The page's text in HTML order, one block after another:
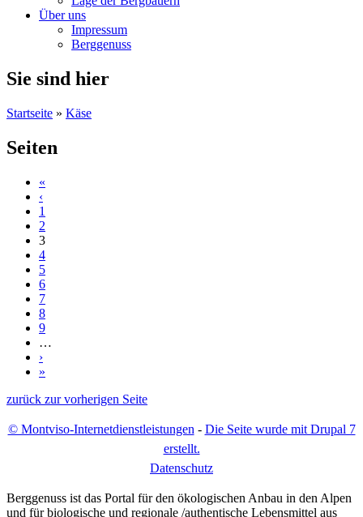
Über uns
Impressum
Berggenuss
Sie sind hier
Startseite » Käse
Seiten
«
‹
1
2
3
4
5
6
7
8
9
…
›
»
zurück zur vorherigen Seite
© Montviso-Internetdienstleistungen - Die Seite wurde mit Drupal 7
erstellt.
Datenschutz
Berggenuss ist das Portal für den ökologischen Anbau in den Alpen
und für biologische und regionale /authentische Lebensmittel aus